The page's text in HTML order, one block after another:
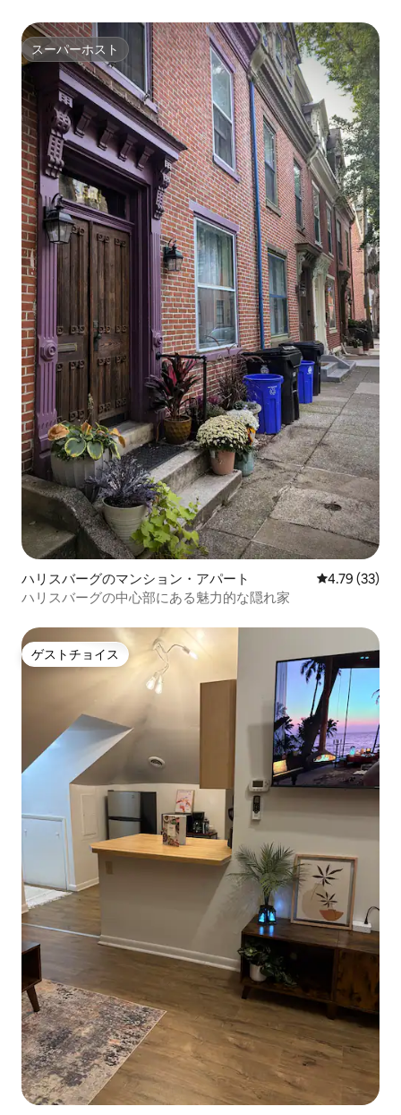
スーパーホスト
スーパーホスト
ハリスバーグのマンション・アパート レビュー33
4.79 (33)
ハリスバーグの中心部にある魅力的な隠れ家
ゲストチョイス
ゲストチョイス